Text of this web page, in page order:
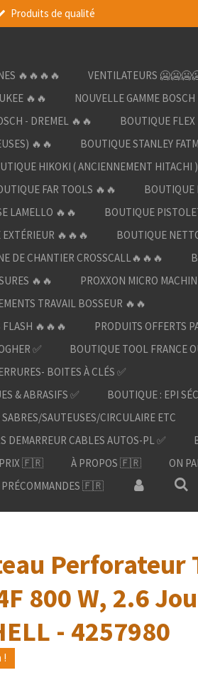
Produits de qualité
🔥🔥🔥🔥
VENTILATEURS
🔥🔥
NOUVELLE GAMME
- DREMEL 🔥🔥
BOUTIQUE FLEX
🔥🔥
BOUTIQUE STANLEY
HIKOKI ( ANCIENNEMENT HITACHI
FAR TOOLS 🔥🔥
BOUTIQUE
LAMELLO 🔥🔥
BOUTIQUE
EXTÉRIEUR 🔥🔥🔥
BOUTIQUE
DE CHANTIER CROSSCALL🔥🔥🔥
🔥🔥
PROXXON MICRO
TRAVAIL BOSSEUR 🔥🔥
FLASH 🔥🔥🔥
PRODUITS OFFERTS
✅
BOUTIQUE TOOL FRANCE
BOITES À CLÉS ✅
& ABRASIFS ✅
BOUTIQUE : EPI
SABRES/SAUTEUSES/CIRCULAIRE ETC
DEMARREUR CABLES AUTOS-PL ✅
PRIX 🇫🇷 À PROPOS 🇫🇷 ON
PRÉCOMMANDES 🇫🇷
Perforateur
800 W, 2.6
- 4257980
!